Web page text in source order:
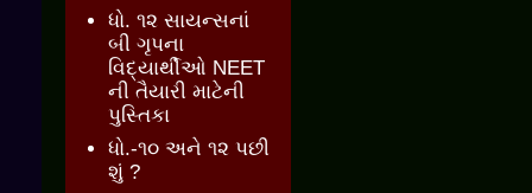
ધો. ૧૨ સાયન્સનાં
બી ગૃપના
વિદ્યાર્થીઓ NEET
ની તૈયારી માટેની
પુસ્તિકા
ધો.-૧૦ અને ૧૨ પછી
શું ?